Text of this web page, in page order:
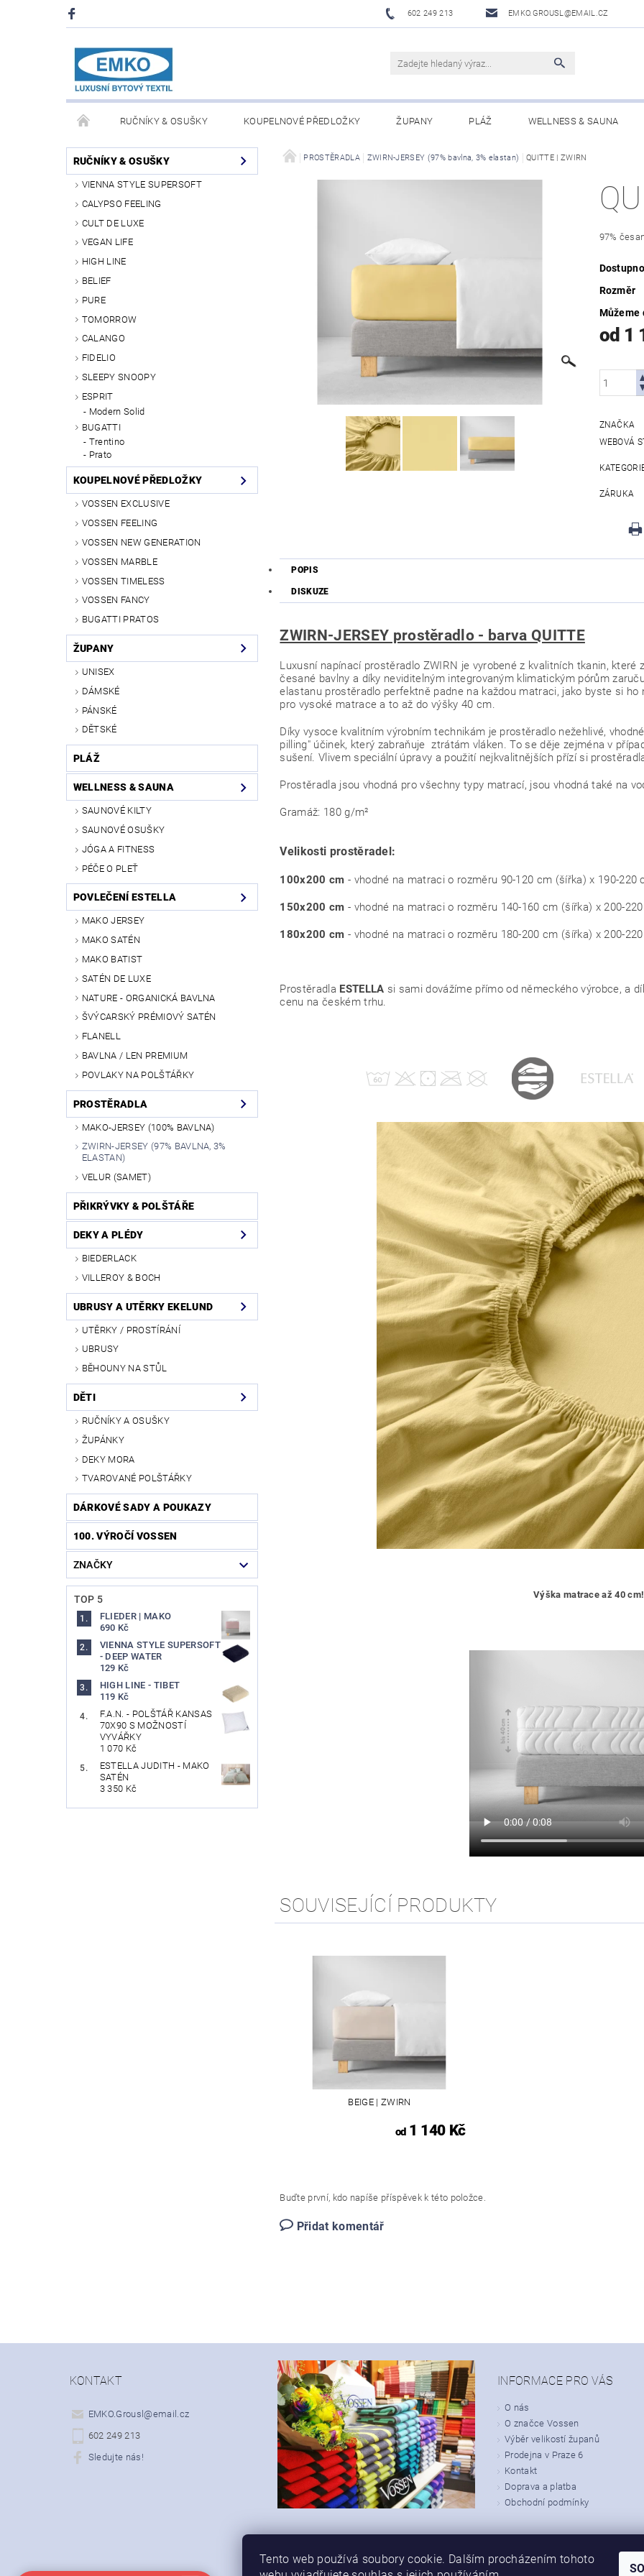
602 249 213 EMKO.GROUSL@EMAIL.CZ
RUČNÍKY & OSUŠKY KOUPELNOVÉ PŘEDLOŽKY ŽUPANY PLÁŽ WELLNESS & SAUNA
PŘIKRÝVKY & POLŠTÁŘE DEKY A PLÉDY UBRUSY A UTĚRKY EKELUND DĚTI DÁRKOVÉ SADY A
RUČNÍKY & OSUŠKY
VIENNA STYLE SUPERSOFT
CALYPSO FEELING
CULT DE LUXE
VEGAN LIFE
HIGH LINE
BELIEF
PURE
TOMORROW
CALANGO
FIDELIO
SLEEPY SNOOPY
ESPRIT
Modern Solid
BUGATTI
Trentino
Prato
KOUPELNOVÉ PŘEDLOŽKY
VOSSEN EXCLUSIVE
VOSSEN FEELING
VOSSEN NEW GENERATION
VOSSEN MARBLE
VOSSEN TIMELESS
VOSSEN FANCY
BUGATTI PRATOS
ŽUPANY
UNISEX
DÁMSKÉ
PÁNSKÉ
DĚTSKÉ
PLÁŽ
WELLNESS & SAUNA
SAUNOVÉ KILTY
SAUNOVÉ OSUŠKY
JÓGA A FITNESS
PÉČE O PLEŤ
POVLEČENÍ ESTELLA
MAKO JERSEY
MAKO SATÉN
MAKO BATIST
SATÉN DE LUXE
NATURE - ORGANICKÁ BAVLNA
ŠVÝCARSKÝ PRÉMIOVÝ SATÉN
FLANELL
BAVLNA / LEN PREMIUM
POVLAKY NA POLŠTÁŘKY
PROSTĚRADLA
MAKO-JERSEY (100% BAVLNA)
ZWIRN-JERSEY (97% BAVLNA, 3%
ELASTAN)
VELUR (SAMET)
PŘIKRÝVKY & POLŠTÁŘE
DEKY A PLÉDY
BIEDERLACK
VILLEROY & BOCH
UBRUSY A UTĚRKY EKELUND
UTĚRKY / PROSTÍRÁNÍ
UBRUSY
BĚHOUNY NA STŮL
DĚTI
RUČNÍKY A OSUŠKY
ŽUPÁNKY
DEKY MORA
TVAROVANÉ POLŠTÁŘKY
DÁRKOVÉ SADY A POUKAZY
100. VÝROČÍ VOSSEN
ZNAČKY
TOP 5
FLIEDER | MAKO
690 Kč
VIENNA STYLE SUPERSOFT
- DEEP WATER
129 Kč
HIGH LINE - TIBET
119 Kč
F.A.N. - POLŠTÁŘ KANSAS
70X90 S MOŽNOSTÍ
VYVÁŘKY
1 070 Kč
ESTELLA JUDITH - MAKO
SATÉN
3 350 Kč
PROSTĚRADLA ZWIRN-JERSEY (97% bavlna, 3% elastan) QUITTE | ZWIRN
97%
Rozměr
Můžeme
od 1
ZNAČKA
WEBOVÁ
ZÁRUKA
POPIS
DISKUZE
ZWIRN-JERSEY prostěradlo - barva QUITTE
Luxusní napínací prostěradlo ZWIRN je vyrobené z kvalitních tkanin,
česané bavlny a díky neviditelným integrovaným klimatickým pórům
elastanu prostěradlo perfektně padne na každou matraci, jako byste si
pro vysoké matrace a to až do výšky 40 cm.
Díky vysoce kvalitním výrobním technikám je prostěradlo nežehlivé,
pilling" účinek, který zabraňuje ztrátám vláken. To se děje zejména v
sušení. Vlivem speciální úpravy a použití nejkvalitnějších přízí si
Prostěradla jsou vhodná pro všechny typy matrací, jsou vhodná také na
Gramáž: 180 g/m²
Velikosti prostěradel:
100x200 cm - vhodné na matraci o rozměru 90-120 cm (šířka) x 190-220
150x200 cm - vhodné na matraci o rozměru 140-160 cm (šířka) x 200-
180x200 cm - vhodné na matraci o rozměru 180-200 cm (šířka) x 200-
Prostěradla ESTELLA si sami dovážíme přímo od německého výrobce, a
cenu na českém trhu.
Výška matrace až 40
SOUVISEJÍCÍ PRODUKTY
BEIGE | ZWIRN
od1 140 Kč
Buďte první, kdo napíše příspěvek k této položce.
Přidat komentář
KONTAKT
EMKO.Grousl@email.cz
602 249 213
Sledujte nás!
INFORMACE PRO VÁS
O nás
O značce Vossen
Výběr velikostí županů
Prodejna v Praze 6
Kontakt
Doprava a platba
Obchodní podmínky
Tento web používá soubory cookie. Dalším procházením tohoto